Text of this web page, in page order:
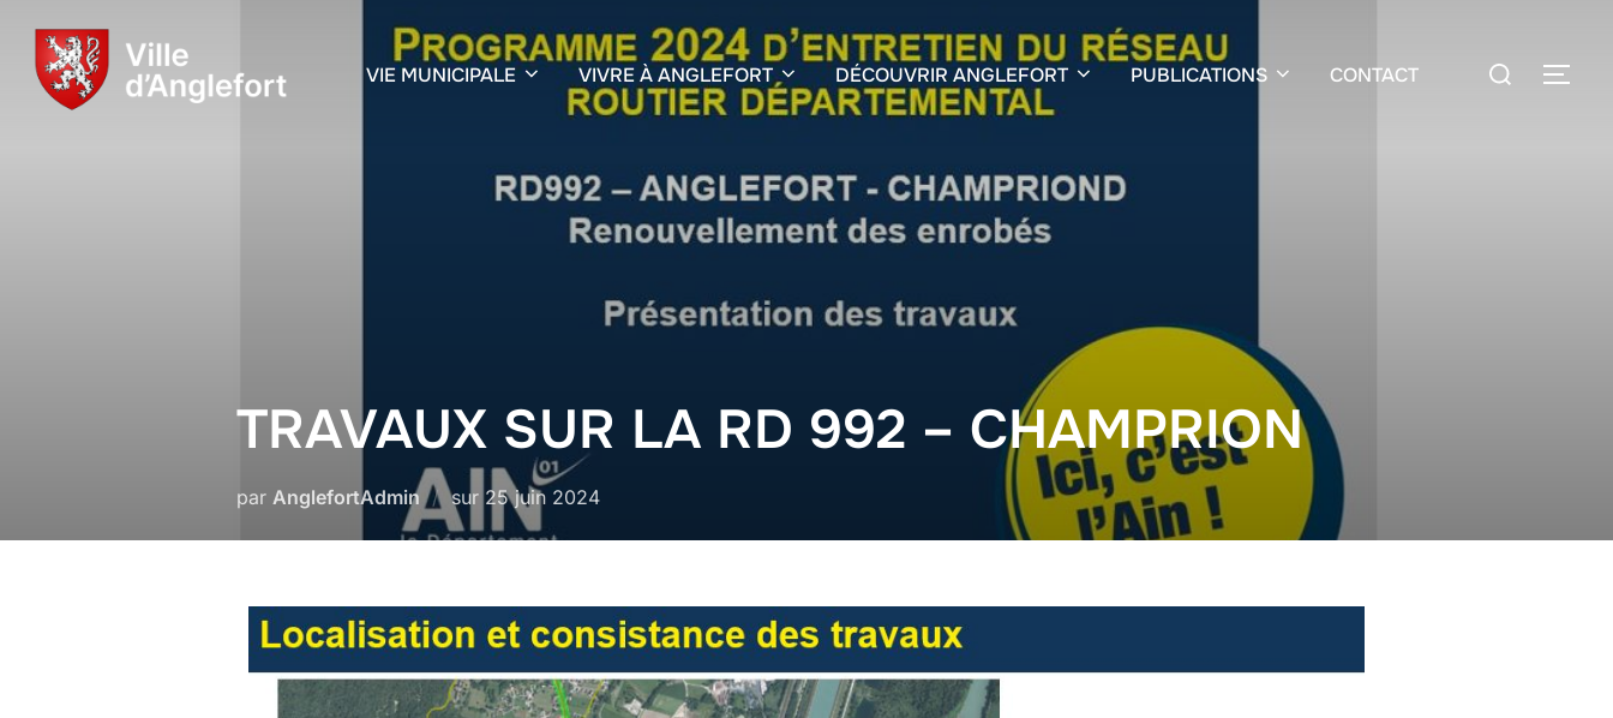
VIE MUNICIPALE VIVRE À ANGLEFORT DÉCOUVRIR ANGLEFORT PUBLICATIONS CONTACT
TRAVAUX SUR LA RD 992 – CHAMPRION
par AnglefortAdmin sur 25 juin 2024